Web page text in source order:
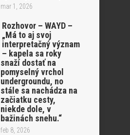
mar 1, 2026
Rozhovor – WAYD –
„Má to aj svoj
interpretačný význam
– kapela sa roky
snaží dostať na
pomyselný vrchol
undergroundu, no
stále sa nachádza na
začiatku cesty,
niekde dole, v
bažinách snehu.“
feb 8, 2026